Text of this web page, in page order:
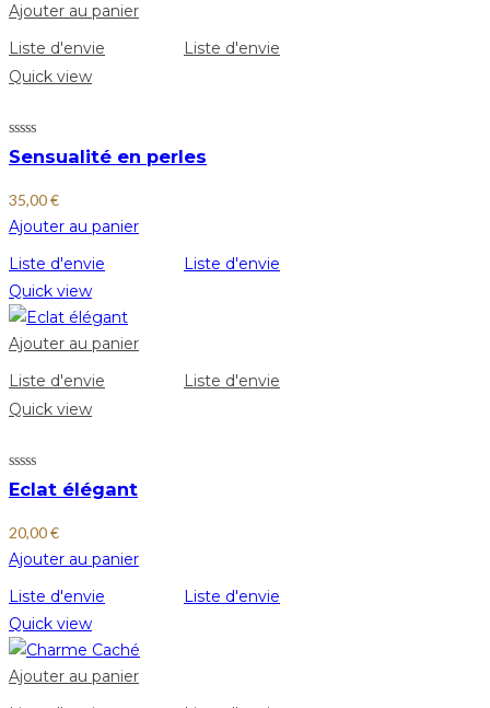
Ajouter au panier
Liste d'envie
Liste d'envie
Quick view
Sensualité en perles
35,00€
Ajouter au panier
Liste d'envie
Liste d'envie
Quick view
Ajouter au panier
Liste d'envie
Liste d'envie
Quick view
Eclat élégant
20,00€
Ajouter au panier
Liste d'envie
Liste d'envie
Quick view
Ajouter au panier